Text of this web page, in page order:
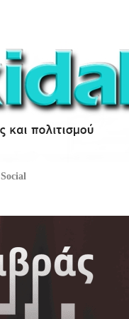
Social